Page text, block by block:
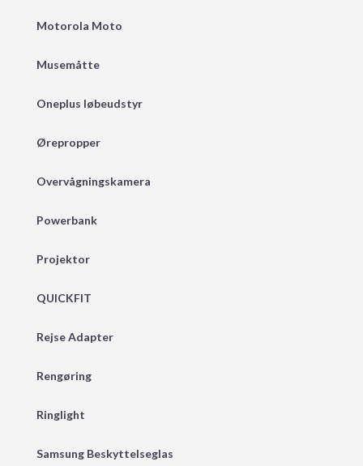
Motorola Moto
Musemåtte
Oneplus løbeudstyr
Ørepropper
Overvågningskamera
Powerbank
Projektor
QUICKFIT
Rejse Adapter
Rengøring
Ringlight
Samsung Beskyttelseglas